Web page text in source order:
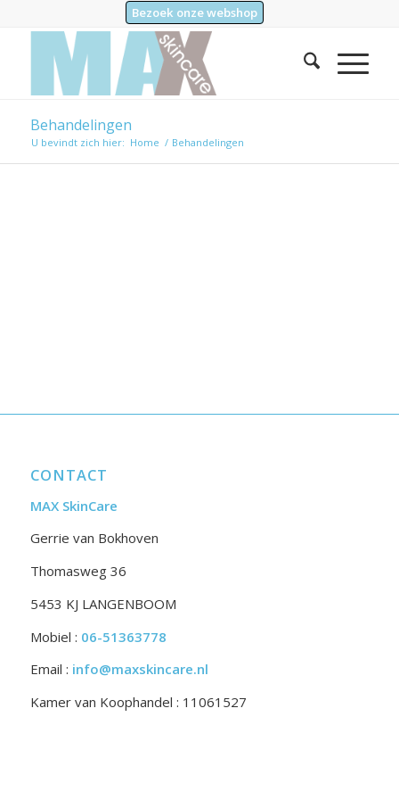
Bezoek onze webshop
Behandelingen
U bevindt zich hier: Home / Behandelingen
CONTACT
MAX SkinCare
Gerrie van Bokhoven
Thomasweg 36
5453 KJ LANGENBOOM
Mobiel : 06-51363778
Email : info@maxskincare.nl
Kamer van Koophandel : 11061527